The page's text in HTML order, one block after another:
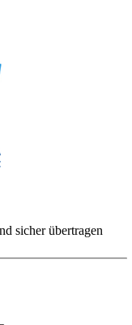
sicher übertragen